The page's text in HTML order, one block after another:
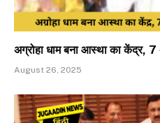
अग्रोहा धाम बना आस्था का केंद्र,
August 26, 2025